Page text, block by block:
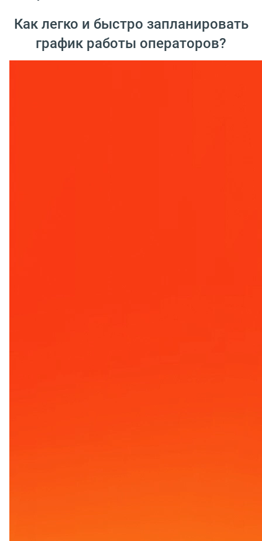
Как легко и быстро запланировать
график работы операторов?